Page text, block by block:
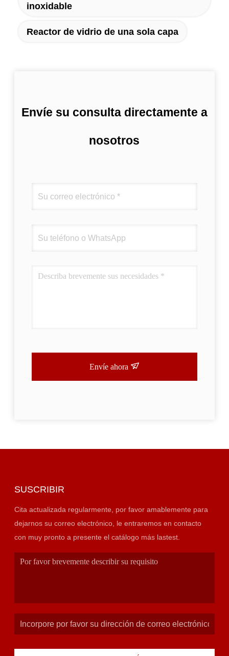
inoxidable
Reactor de vidrio de una sola capa
Envíe su consulta directamente a
nosotros
Envíe ahora
SUSCRIBIR
Cita actualizada regularmente, por favor amablemente para
dejarnos su correo electrónico, le entraremos en contacto
con muy pronto a presente el catálogo más lastest.